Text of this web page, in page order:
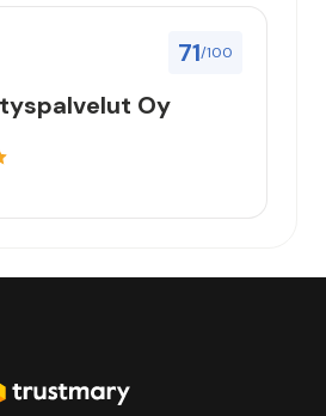
71/100
Oy